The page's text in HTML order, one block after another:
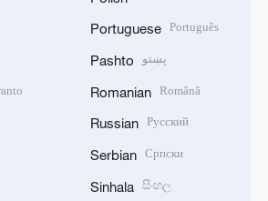
Portuguese Português
Pashto پښتو
Romanian Română
Russian Русский
Serbian Српски
Sinhala සිංහල